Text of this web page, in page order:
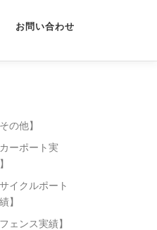
お問い合わせ
その他】
カーポート実
サイクルポート
】
フェンス実績】